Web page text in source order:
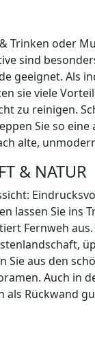
Trinken oder
sind
geeignet. Als
sie viele
zu reinigen.
Sie so eine
alte,
& NATUR
lassen Sie ins
Fernweh
Sie aus den
Auch in
als Rückwand